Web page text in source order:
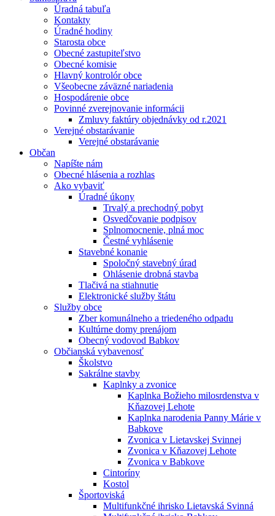
Úradná tabuľa
Kontakty
Úradné hodiny
Starosta obce
Obecné zastupiteľstvo
Obecné komisie
Hlavný kontrolór obce
Všeobecne záväzné nariadenia
Hospodárenie obce
Povinné zverejnovanie informácii
Zmluvy faktúry objednávky od r.2021
Verejné obstarávanie
Verejné obstarávanie
Občan
Napíšte nám
Obecné hlásenia a rozhlas
Ako vybaviť
Úradné úkony
Trvalý a prechodný pobyt
Osvedčovanie podpisov
Splnomocnenie, plná moc
Čestné vyhlásenie
Stavebné konanie
Spoločný stavebný úrad
Ohlásenie drobná stavba
Tlačivá na stiahnutie
Elektronické služby štátu
Služby obce
Zber komunálneho a triedeného odpadu
Kultúrne domy prenájom
Obecný vodovod Babkov
Občianská vybavenosť
Školstvo
Sakrálne stavby
Kaplnky a zvonice
Kaplnka Božieho milosrdenstva v
Kňazovej Lehote
Kaplnka narodenia Panny Márie v
Babkove
Zvonica v Lietavskej Svinnej
Zvonica v Kňazovej Lehote
Zvonica v Babkove
Cintoríny
Kostol
Športoviská
Multifunkčné ihrisko Lietavská Svinná